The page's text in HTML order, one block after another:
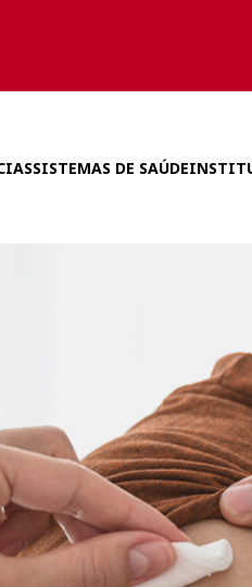
SISTEMAS DE SAÚDE